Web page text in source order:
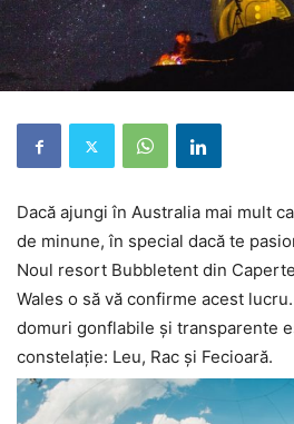
Dacă ajungi în Australia mai mult
de minune, în special dacă te
Noul resort Bubbletent din
Wales o să vă confirme acest
domuri gonflabile și transparente
constelație: Leu, Rac și Fecioară.